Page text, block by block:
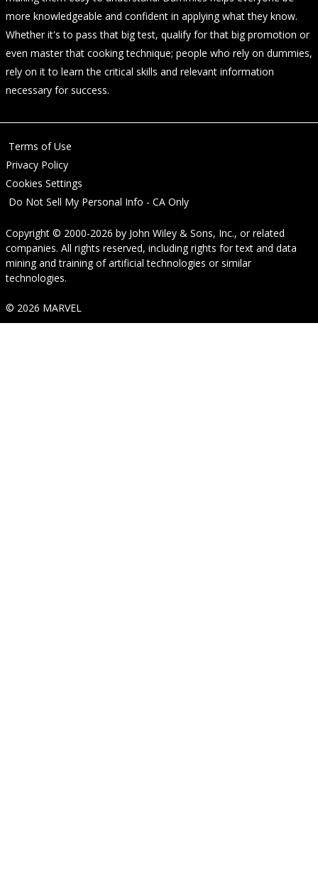
more knowledgeable and confident in applying what they know.
Whether it's to pass that big test, qualify for that big promotion or
even master that cooking technique; people who rely on dummies,
rely on it to learn the critical skills and relevant information
necessary for success.
Terms of Use
Privacy Policy
Cookies Settings
Do Not Sell My Personal Info - CA Only
Copyright © 2000-2026 by John Wiley & Sons, Inc., or related
companies. All rights reserved, including rights for text and data
mining and training of artificial technologies or similar
technologies.
© 2026 MARVEL